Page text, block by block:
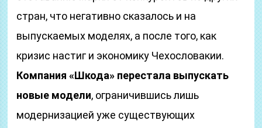
стран, что негативно сказалось и на
выпускаемых моделях, а после того, как
кризис настиг и экономику Чехословакии.
Компания «Шкода» перестала выпускать
новые модели, ограничившись лишь
модернизацией уже существующих